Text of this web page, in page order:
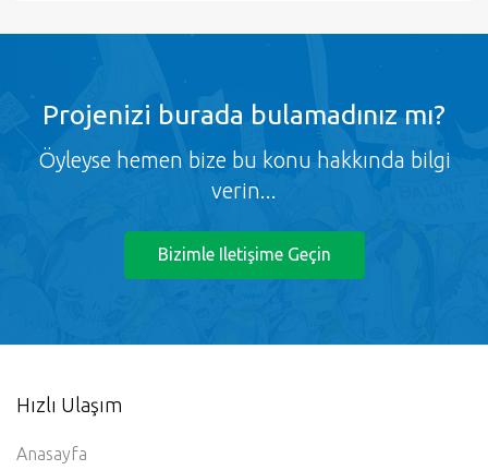
Projenizi burada bulamadınız mı?
Öyleyse hemen bize bu konu hakkında bilgi
verin...
Bizimle Iletişime Geçin
Hızlı Ulaşım
Anasayfa